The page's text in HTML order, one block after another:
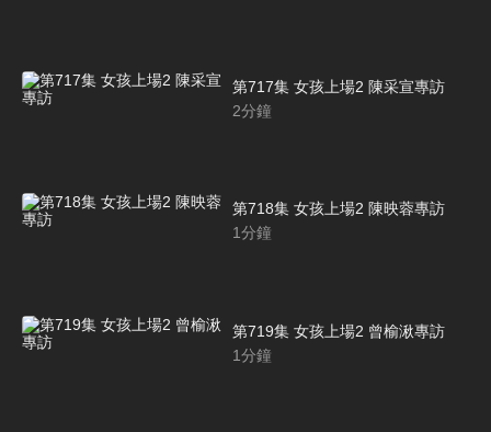
第717集 女孩上場2 陳采宣專訪
2分鐘
第718集 女孩上場2 陳映蓉專訪
1分鐘
第719集 女孩上場2 曾榆湫專訪
1分鐘